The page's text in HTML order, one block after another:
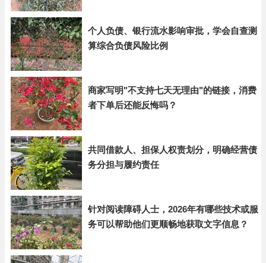
个人负债、银行流水影响审批，学会自查测
算综合负债风险比例
商家写明"不支持七天无理由"的链接，消费
者下单后还能反悔吗？
共同借款人、担保人权责划分，明确经营债
务分担与履约责任
针对阅读障碍人士，2026年有哪些技术或服
务可以帮助他们更顺畅地获取文字信息？